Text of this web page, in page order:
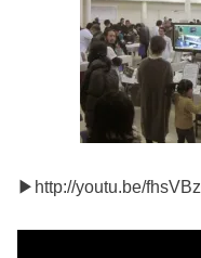
▶http://youtu.be/